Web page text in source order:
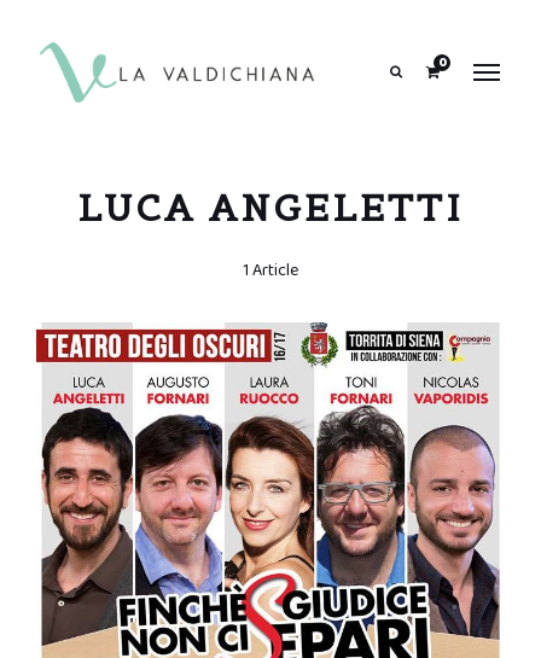
0
LUCA ANGELETTI
1 Article